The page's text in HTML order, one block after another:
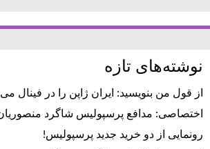
نوشته‌های تازه
از قول من بنویسید: ایران ژاپن را در فینال
اختصاصی: مدافع پرسپولیس شاگرد
رونمایی از دو خرید جدید پرسپولیس!